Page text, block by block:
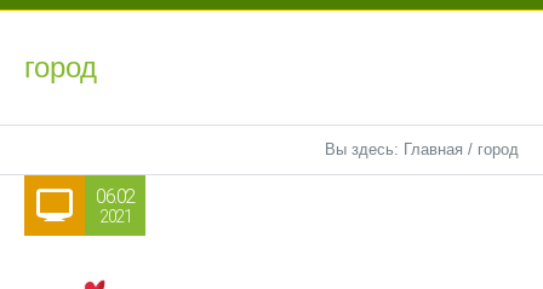
город
Вы здесь: Главная / город
06.02
2021